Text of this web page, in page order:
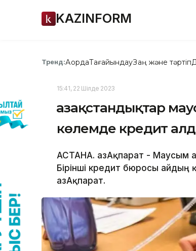
KAZINFORM
Тренд:АқордаТағайындауЗаң және тәртіп
15:41, 22 Шілде 2023
Қазақстандықтар
көлемде кредит
АСТАНА. ҚазАқпарат - Маусым
Бірінші кредит бюросы
ҚазАқпарат.